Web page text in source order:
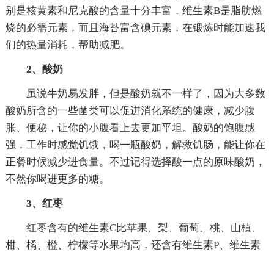
别是核黄素和尼克酸的含量十分丰富，维生素B是脂肪燃
烧的必需元素，而且海苔富含碘元素，在锻炼时能加速我
们的热量消耗，帮助减肥。
2、酸奶
虽说牛奶易发胖，但是酸奶就不一样了，因为大多数
酸奶所含的一些菌类可以促进消化系统的健康，减少腹
胀、便秘，让你的小腹看上去更加平坦。酸奶的饱腹感
强，工作时感觉饥饿，喝一瓶酸奶，解救饥肠，能让你在
正餐时候减少进食量。不过记得选择酸一点的原味酸奶，
不然你喝进更多的糖。
3、红枣
红枣含有的维生素C比苹果、梨、葡萄、桃、山植、
柑、橘、橙、柠檬等水果均高，还含有维生素P、维生素